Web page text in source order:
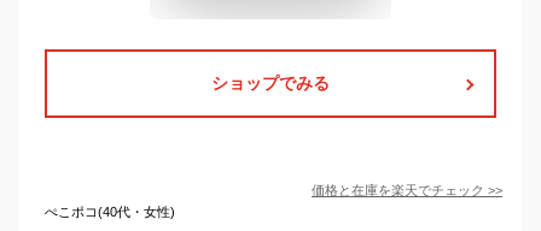
ショップでみる
価格と在庫を楽天でチェック >>
ぺこポコ(40代・女性)